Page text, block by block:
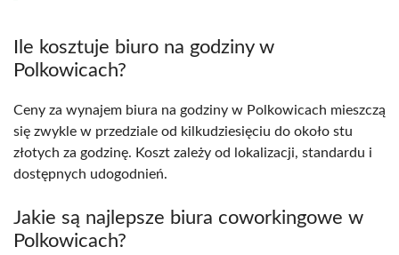
Ile kosztuje biuro na godziny w
Polkowicach?
Ceny za wynajem biura na godziny w Polkowicach mieszczą
się zwykle w przedziale od kilkudziesięciu do około stu
złotych za godzinę. Koszt zależy od lokalizacji, standardu i
dostępnych udogodnień.
Jakie są najlepsze biura coworkingowe w
Polkowicach?